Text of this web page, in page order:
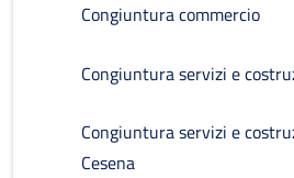
Congiuntura commercio
Congiuntura servizi e
Congiuntura servizi e
Cesena